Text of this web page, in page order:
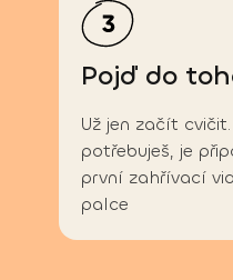
Pojď do
Už jen začít
potřebuješ, je
první zahřívací
palce